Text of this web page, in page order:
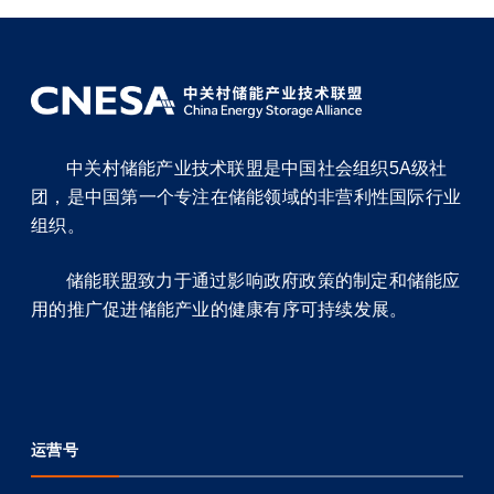
中关村储能产业技术联盟是中国社会组织5A级社
团，是中国第一个专注在储能领域的非营利性国际行业
组织。
储能联盟致力于通过影响政府政策的制定和储能应
用的推广促进储能产业的健康有序可持续发展。
运营号